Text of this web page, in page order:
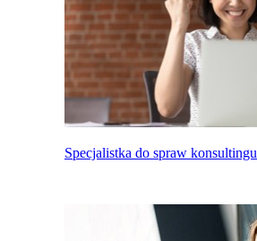
Specjalistka do spraw konsultingu